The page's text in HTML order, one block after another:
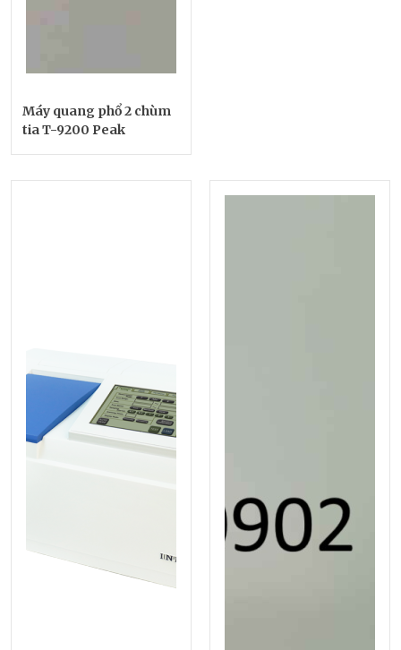
Máy quang phổ 2 chùm
tia T-9200 Peak